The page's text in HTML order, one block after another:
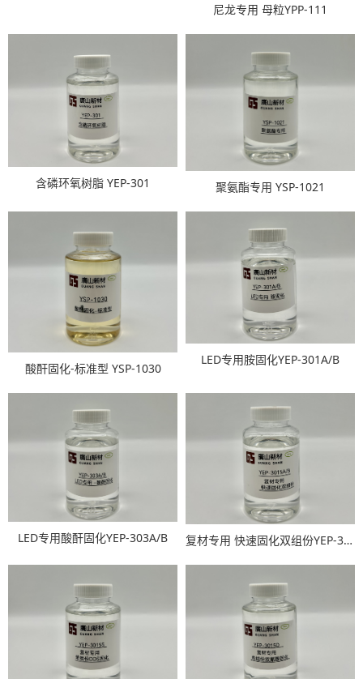
尼龙专用 母粒YPP-111
含磷环氧树脂 YEP-301 聚氨酯专用 YSP-1021
酸酐固化-标准型 YSP-1030
LED专用胺固化YEP-301A/B
LED专用酸酐固化YEP-303A/B 复材专用 快速固化双组份YEP-3015A/B